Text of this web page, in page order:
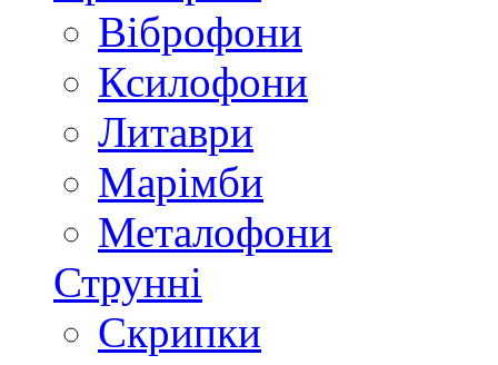
Віброфони
Ксилофони
Литаври
Марімби
Металофони
Струнні
Скрипки